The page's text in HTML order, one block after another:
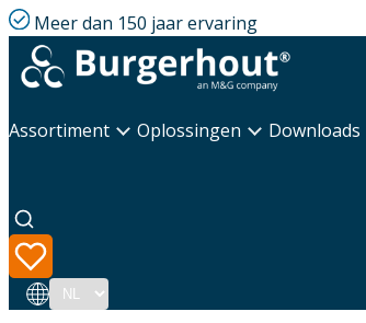
Meer dan 150 jaar ervaring
Assortiment Oplossingen Downloads
Taal